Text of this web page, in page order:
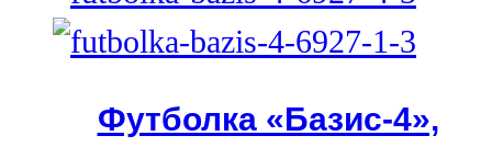
Футболка «Базис-4»,